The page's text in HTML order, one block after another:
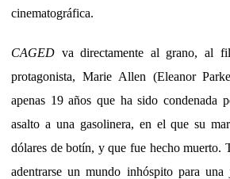
cinematográfica.
CAGED va directamente al grano, al
protagonista, Marie Allen (Eleanor
apenas 19 años que ha sido condenada
asalto a una gasolinera, en el que su
dólares de botín, y que fue hecho muerto.
adentrarse un mundo inhóspito para